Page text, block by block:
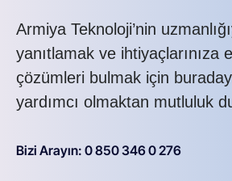
Armiya Teknoloji’nin
yanıtlamak ve ihtiyaçlarınıza
çözümleri bulmak için
yardımcı olmaktan mutluluk
Bizi Arayın: 0 850 346 0 276